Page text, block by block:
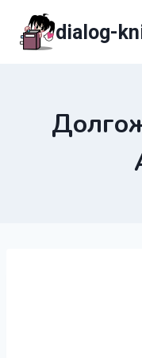
содержимому
dialog-